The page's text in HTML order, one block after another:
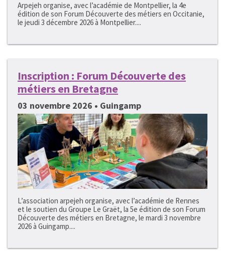
Arpejeh organise, avec l’académie de Montpellier, la 4e
édition de son Forum Découverte des métiers en Occitanie,
le jeudi 3 décembre 2026 à Montpellier....
Inscription : Forum Découverte des
métiers en Bretagne
03 novembre 2026 • Guingamp
L’association arpejeh organise, avec l’académie de Rennes
et le soutien du Groupe Le Graët, la 5e édition de son Forum
Découverte des métiers en Bretagne, le mardi 3 novembre
2026 à Guingamp....